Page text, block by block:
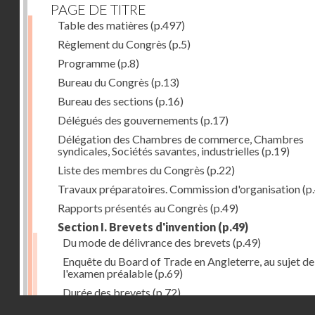
PAGE DE TITRE
Table des matières (p.497)
Règlement du Congrès (p.5)
Programme(p.8)
Bureau du Congrès (p.13)
Bureau des sections (p.16)
Délégués des gouvernements (p.17)
Délégation des Chambres de commerce, Chambres
syndicales, Sociétés savantes, industrielles (p.19)
Liste des membres du Congrès (p.22)
Travaux préparatoires. Commission d'organisation
Rapports présentés au Congrès (p.49)
Section I. Brevets d'invention (p.49)
Du mode de délivrance des brevets (p.49)
Enquête du Board of Trade en Angleterre, au sujet de
l'examen préalable(p.69)
Durée des brevets (p.72)